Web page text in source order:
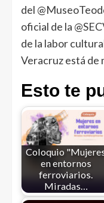
del
oficial de la
de la labor
Veracruz está de
Esto te
Coloquio
en entornos
ferroviarios.
Miradas…